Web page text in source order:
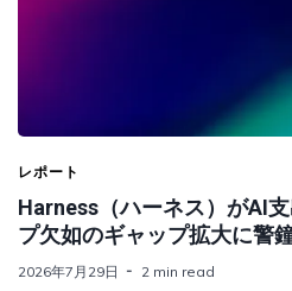
レポート
Harness（ハーネス）がAI
プ欠如のギャップ拡大に警
2026年7月29日 2 min read